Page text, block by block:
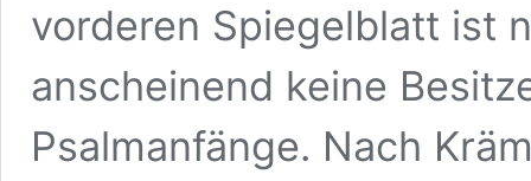
vorderen Spiegelblatt ist
anscheinend keine
Psalmanfänge. Nach